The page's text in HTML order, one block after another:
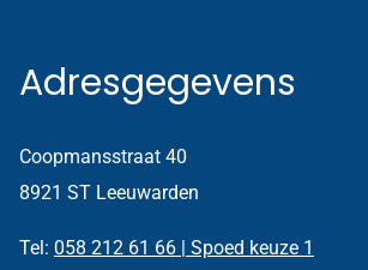
Adresgegevens
Coopmansstraat 40
8921 ST Leeuwarden
Tel: 058 212 61 66 | Spoed keuze 1